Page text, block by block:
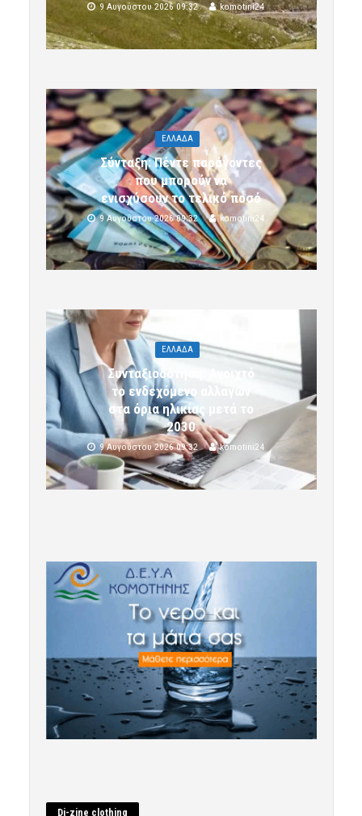
9 Αυγούστου 2026 09:32 komotini24
ΕΛΛΑΔΑ
Σύνταξη: Πέντε παράγοντες
που μπορούν να
ενισχύσουν το τελικό ποσό
9 Αυγούστου 2026 09:32 komotini24
ΕΛΛΑΔΑ
Συνταξιοδότηση: Ανοιχτό
το ενδεχόμενο αλλαγών
στα όρια ηλικίας μετά το
2030
9 Αυγούστου 2026 09:32 komotini24
Di-zine clothing